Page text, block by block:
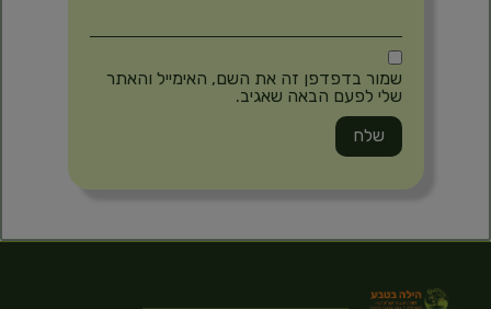
שמור בדפדפן זה את השם, האימייל והאתר
שלי לפעם הבאה שאגיב.